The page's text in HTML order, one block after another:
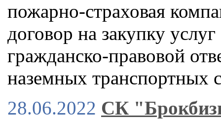
пожарно-страховая
договор на закупку
гражданско-правовой
наземных
28.06.2022 СК